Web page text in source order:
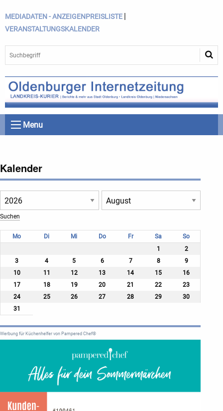
MEDIADATEN - ANZEIGENPREISLISTE |
VERANSTALTUNGSKALENDER
Menu
Kalender
Mo Di Mi Do Fr Sa
So
1
2
3
4 5 6 7 8
9
10
11 12 13 14 15
16
17
18 19 20 21 22
23
24
25 26 27 28 29
30
31
Werbung für Küchenhelfer von Pampered Chef®